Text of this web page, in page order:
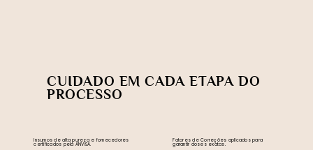
CUIDADO EM CADA ETAPA DO
PROCESSO
Fatores de Correções aplicados para
garantir doses exatas.
Insumos de alta pureza e fornecedores
certificados pela ANVISA.